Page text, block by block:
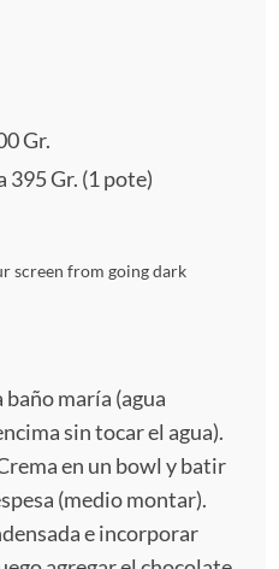
Gr.
395Gr. (1 pote)
screen from going dark
maría (agua
sin tocar el agua).
en un bowl y batir
(medio montar).
e incorporar